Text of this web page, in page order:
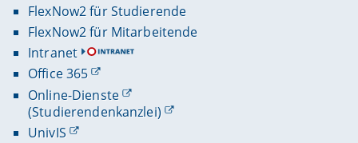
FlexNow2 für Studierende
FlexNow2 für Mitarbeitende
Intranet
Office 365
Online-Dienste
(Studierendenkanzlei)
UnivIS